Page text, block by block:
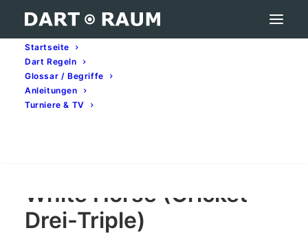
Startseite
Dart Regeln
Glossar / Begriffe
Anleitungen
Turniere & TV
White Horse (Cricket Drei-Triple) – Darts-
Home
Darts-Glossar (A–Z): Begriffe & Bedeutung
White Horse (Cricket
Drei-Triple)